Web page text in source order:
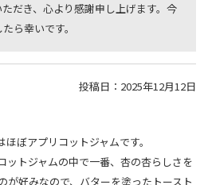
だき、心より感謝申し上げます。今
ら幸いです。
投稿日： 2025年12月12日
ぼアプリコットジャムです。
ットジャムの中で一番、杏の杏らしさを
が好みなので、バターを塗ったトースト